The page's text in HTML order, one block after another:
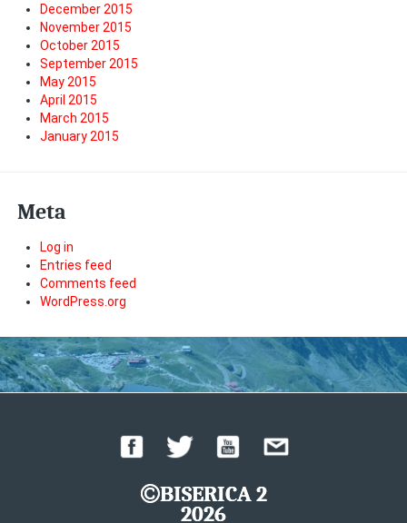
December 2015
November 2015
October 2015
September 2015
May 2015
April 2015
March 2015
January 2015
Meta
Log in
Entries feed
Comments feed
WordPress.org
BISERICA 2
2026